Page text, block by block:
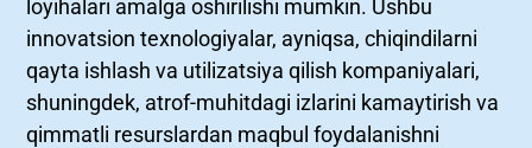
loyihalari amalga oshirilishi mumkin. Ushbu
innovatsion texnologiyalar, ayniqsa, chiqindilarni
qayta ishlash va utilizatsiya qilish kompaniyalari,
shuningdek, atrof-muhitdagi izlarini kamaytirish va
qimmatli resurslardan maqbul foydalanishni